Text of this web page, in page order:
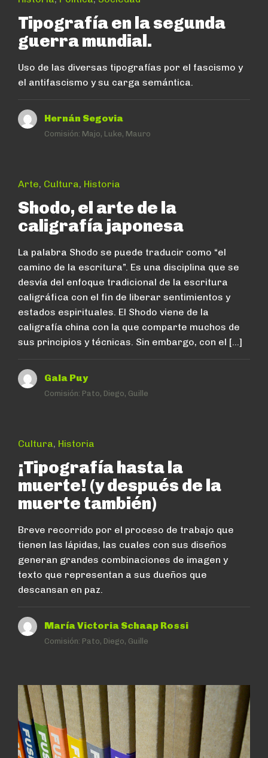
Tipografía en la segunda
guerra mundial.
Uso de las diversas tipografías por el fascismo y
el antifascismo y su carga semántica.
Hernán Segovia
Comisión: Majo, Luke, Mauro
Arte, Cultura, Historia
Shodo, el arte de la
caligrafía japonesa
La palabra Shodo se puede traducir como “el
camino de la escritura”. Es una disciplina que se
desvía del enfoque tradicional de la escritura
caligráfica con el fin de liberar sentimientos y
estados espirituales. El Shodo viene de la
caligrafía china con la que comparte muchos de
sus principios y técnicas. Sin embargo, con el […]
Gala Puy
Comisión: Pato, Diego, Guille
Cultura, Historia
¡Tipografía hasta la
muerte! (y después de la
muerte también)
Breve recorrido por el proceso de trabajo que
tienen las lápidas, las cuales con sus diseños
generan grandes combinaciones de imagen y
texto que representan a sus dueños que
descansan en paz.
María Victoria Schaap Rossi
Comisión: Pato, Diego, Guille